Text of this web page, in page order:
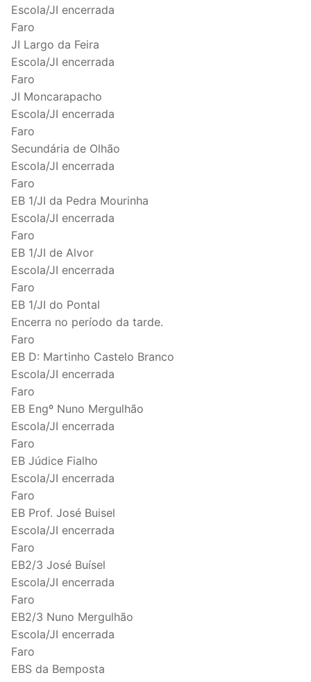
Escola/JI encerrada
Faro
JI Largo da Feira
Escola/JI encerrada
Faro
JI Moncarapacho
Escola/JI encerrada
Faro
Secundária de Olhão
Escola/JI encerrada
Faro
EB 1/JI da Pedra Mourinha
Escola/JI encerrada
Faro
EB 1/JI de Alvor
Escola/JI encerrada
Faro
EB 1/JI do Pontal
Encerra no período da tarde.
Faro
EB D: Martinho Castelo Branco
Escola/JI encerrada
Faro
EB Engº Nuno Mergulhão
Escola/JI encerrada
Faro
EB Júdice Fialho
Escola/JI encerrada
Faro
EB Prof. José Buisel
Escola/JI encerrada
Faro
EB2/3 José Buísel
Escola/JI encerrada
Faro
EB2/3 Nuno Mergulhão
Escola/JI encerrada
Faro
EBS da Bemposta